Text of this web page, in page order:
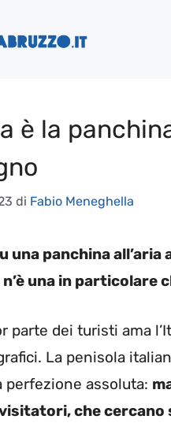
è la
di Fabio Meneghella
una panchina
una in particolare
parte dei turisti ama
La penisola
perfezione assoluta:
che cercano